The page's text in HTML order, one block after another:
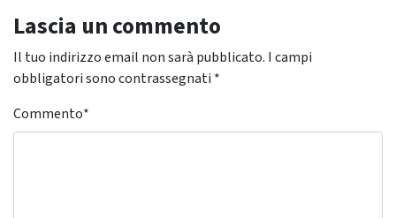
Lascia un commento
Il tuo indirizzo email non sarà pubblicato. I campi
obbligatori sono contrassegnati *
Commento*